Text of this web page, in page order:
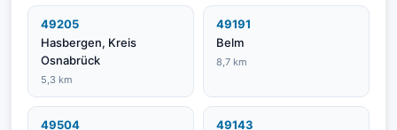
49205
Hasbergen, Kreis
Osnabrück
5,3 km
49191
Belm
8,7 km
49504
49143